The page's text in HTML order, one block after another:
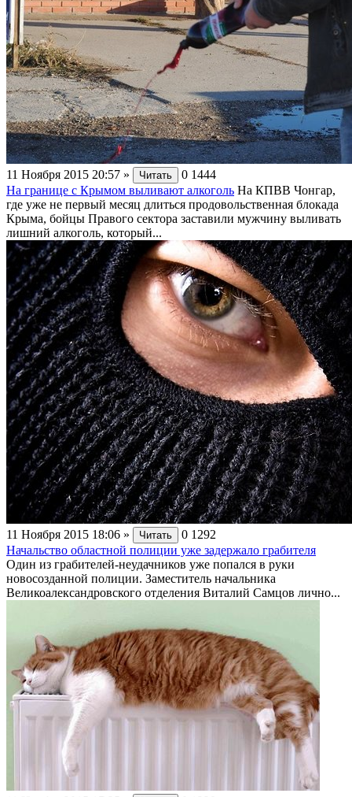
11 Ноября 2015 20:57 » Читать 0 1444
На границе с Крымом выливают алкоголь На КПВВ Чонгар,
где уже не первый месяц длиться продовольственная блокада
Крыма, бойцы Правого сектора заставили мужчину выливать
лишний алкоголь, который...
11 Ноября 2015 18:06 » Читать 0 1292
Начальство областной полиции уже задержало грабителя
Один из грабителей-неудачников уже попался в руки
новосозданной полиции. Заместитель начальника
Великоалександровского отделения Виталий Самцов лично...